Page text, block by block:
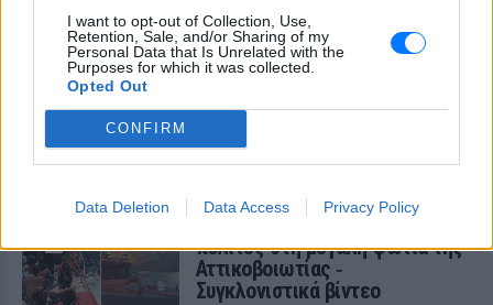
I want to opt-out of Collection, Use,
Retention, Sale, and/or Sharing of my
Personal Data that Is Unrelated with the
Purposes for which it was collected.
Opted Out
CONFIRM
Data Deletion Data Access Privacy Policy
ΣΤΗΝ ΙΔΙΑ ΚΑΤΗΓΟΡΙΑ
Ιστορική μεταφορά 30
Καναδά στις ΗΠΑ
Πώς στήθηκε η αεροπορική γέφυρα
Πώς η Πυροσβεστική διέσωσε
πολίτες στη μεγάλη φωτιά της
Αττικοβοιωτίας ‑
Συγκλονιστικά βίντεο